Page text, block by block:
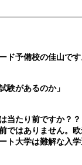
ド予備校の佳山です
験があるのか」
当たり前ですか？
ではありません。
ト大学は難解な入